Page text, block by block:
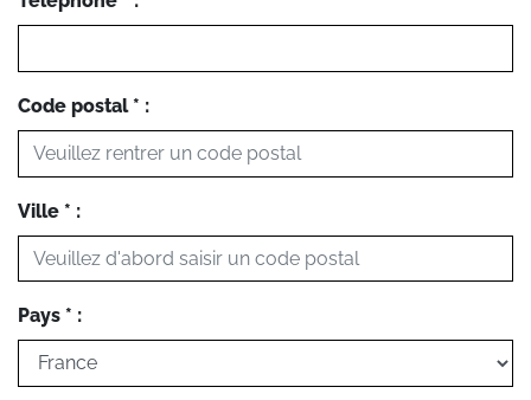
Code postal * :
Ville * :
Pays * :